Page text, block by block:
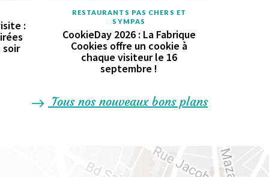
:
soir
RESTAURANTS PAS CHERS ET
SYMPAS
CookieDay 2026 : La Fabrique
Cookies offre un cookie à
chaque visiteur le 16
septembre !
Tous nos nouveaux bons plans